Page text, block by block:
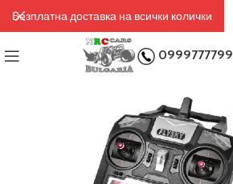
0999777799
Безплатна доставка на всички колички